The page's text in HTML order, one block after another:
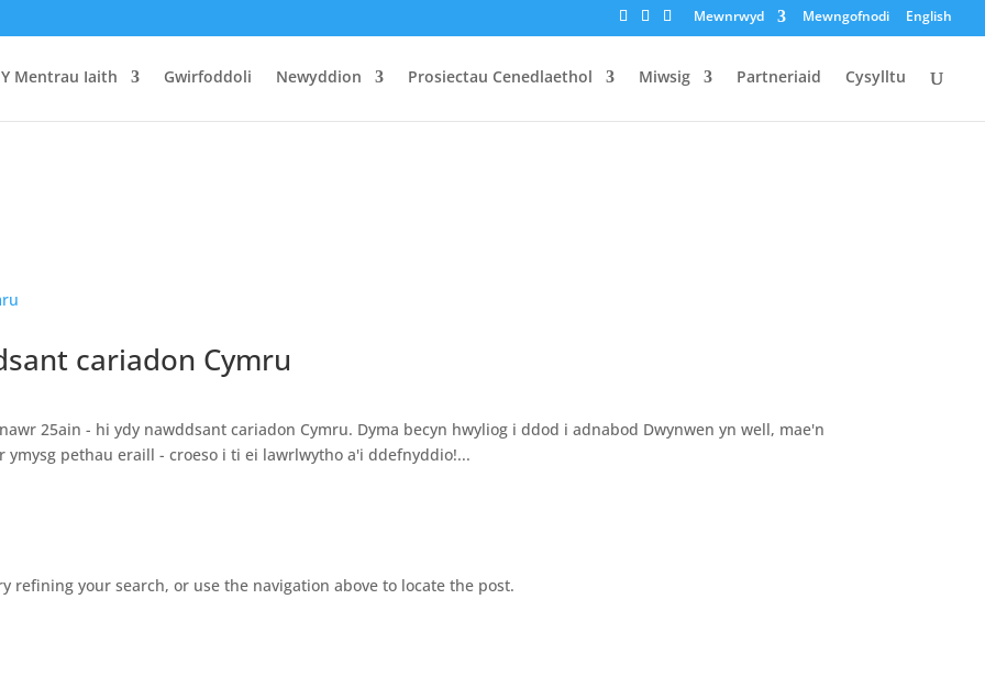
Mewnrwyd Mewngofnodi English
Y Mentrau Iaith Gwirfoddoli Newyddion Prosiectau Cenedlaethol Miwsig Partneriaid Cysylltu
cariadon Cymru
25ain - hi ydy nawddsant cariadon Cymru. Dyma becyn hwyliog i ddod i adnabod Dwynwen yn well, mae'n
pethau eraill - croeso i ti ei lawrlwytho a'i ddefnyddio!...
refining your search, or use the navigation above to locate the post.